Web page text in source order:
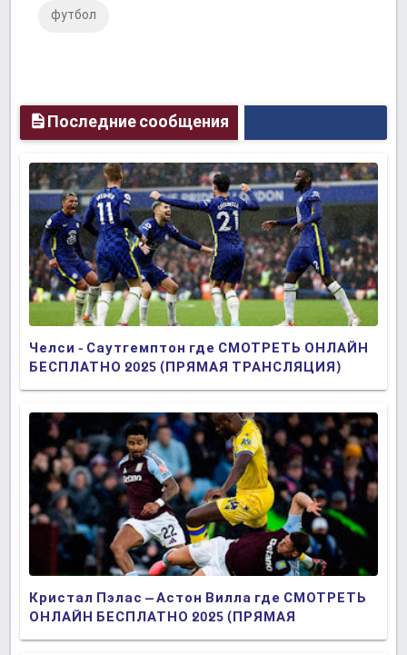
футбол
Последние сообщения
Челси - Саутгемптон где СМОТРЕТЬ ОНЛАЙН
БЕСПЛАТНО 2025 (ПРЯМАЯ ТРАНСЛЯЦИЯ)
Кристал Пэлас – Астон Вилла где СМОТРЕТЬ
ОНЛАЙН БЕСПЛАТНО 2025 (ПРЯМАЯ
ТРАНСЛЯЦИЯ)